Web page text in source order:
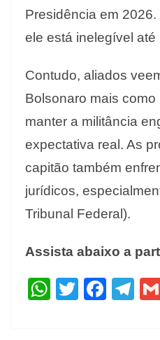
Presidência em
ele está inelegível até
Contudo, aliados
Bolsonaro mais
manter a militância
expectativa real. As
capitão também
jurídicos,
Tribunal Federal).
Assista abaixo a
W T F T